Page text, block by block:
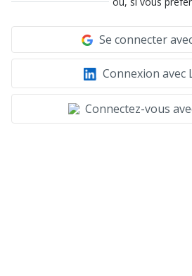
Se connecter
Connexion avec
Connectez-vous